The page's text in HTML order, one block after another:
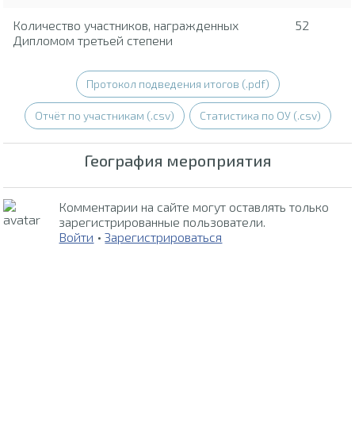
Количество участников, награжденных
Дипломом третьей степени
52
Протокол подведения итогов (.pdf)
Отчёт по участникам (.csv) Статистика по ОУ (.csv)
География мероприятия
Комментарии на сайте могут оставлять только
зарегистрированные пользователи.
Войти •Зарегистрироваться